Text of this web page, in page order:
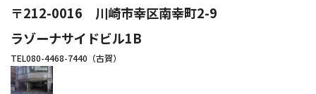
〒212-0016 川崎市幸区南幸町2-9
ラゾーナサイドビル1B
TEL080-4468-7440（古賀）